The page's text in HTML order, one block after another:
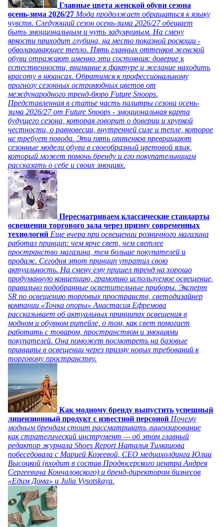
Главные цвета женской обуви сезона
осень-зима 2026/27 Мода продолжает обращаться к языку
чувств. Следующий сезон осень-зима 2026/27 обещает
быть эмоциональным и чуть задумчивым. На смену
яркости приходит глубина, на место показной роскоши -
обволакивающее тепло. Пять главных оттенков женской
обуви отражают именно эти состояния: доверие к
естественности, внимание к фактуре и желание находить
красоту в нюансах. Обратимся к профессиональному
прогнозу сезонных остромодных цветов от
международного тренд-бюро Future Snoops.
Представленная в статье часть палитры сезона осень-
зима 2026/27 от Future Snoops - эмоциональная карта
будущего сезона, которая говорит о доверии и хрупкой
честности, о равновесии, внутренней силе и тепле, которое
не требует повода. Эти пять оттенков превращают
сезонные модели обуви в своеобразный цветовой язык,
который может помочь бренду и его покупательницам
рассказать о себе и своих эмоциях.
Пересматриваем классические стандарты
освещения торгового зала через призму современных
технологий Еще вчера при освещении розничного магазина
работал принцип: чем ярче свет, чем светлее
пространство магазина, тем больше покупателей и
продаж. Сегодня этот принцип утратил свою
актуальность. На смену ему пришел тренд на хорошо
продуманную концепцию, грамотно используемое освещение,
правильно подобранные осветительные приборы. Эксперт
SR по освещению торговых пространств, светодизайнер
компании «Точка опоры» Анастасия Ефремова
рассказывает об актуальных принципах освещения в
модном и обувном ритейле, о том, как свет помогает
работать с товаром, пространством и эмоциями
покупателей. Она поможет посмотреть на базовые
принципы в освещении через призму новых требований к
торговому пространству.
Как модному бренду выпустить успешный
лицензионный продукт с известной персоной Почему
модным брендам стоит рассматривать лицензирование
как стратегический инструмент — об этом главный
редактор журнала Shoes Report Наталья Тимашова
побеседовала с Марией Козеевой, СЕО медиахолдинга Юлии
Высоцкой (входит в состав Продюсерского центра Андрея
Сергеевича Кончаловского) и бренд-директором бизнесов
«Едим Дома» и Julia Vysotskaya.